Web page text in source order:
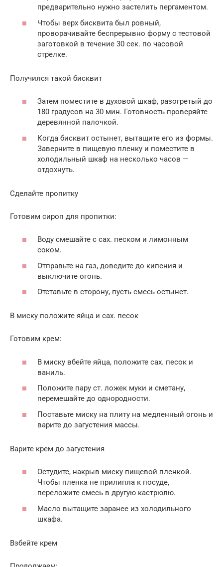
предварительно нужно застелить пергаментом.
Чтобы верх бисквита был ровный,
проворачивайте беспрерывно форму с тестовой
заготовкой в течение 30 сек. по часовой
стрелке.
Получился такой бисквит
Затем поместите в духовой шкаф, разогретый до
180 градусов на 30 мин. Готовность проверяйте
деревянной палочкой.
Когда бисквит остынет, вытащите его из формы.
Заверните в пищевую пленку и поместите в
холодильный шкаф на несколько часов —
отдохнуть.
Сделайте пропитку
Готовим сироп для пропитки:
Воду смешайте с сах. песком и лимонным
соком.
Отправьте на газ, доведите до кипения и
выключите огонь.
Отставьте в сторону, пусть смесь остынет.
В миску положите яйца и сах. песок
Готовим крем:
В миску вбейте яйца, положите сах. песок и
ваниль.
Положите пару ст. ложек муки и сметану,
перемешайте до однородности.
Поставьте миску на плиту на медленный огонь и
варите до загустения массы.
Варите крем до загустения
Остудите, накрыв миску пищевой пленкой.
Чтобы пленка не прилипла к посуде,
переложите смесь в другую кастрюлю.
Масло вытащите заранее из холодильного
шкафа.
Взбейте крем